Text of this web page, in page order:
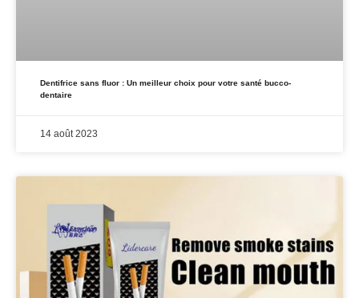
Dentifrice sans fluor : Un meilleur choix pour votre santé bucco-
dentaire
14 août 2023